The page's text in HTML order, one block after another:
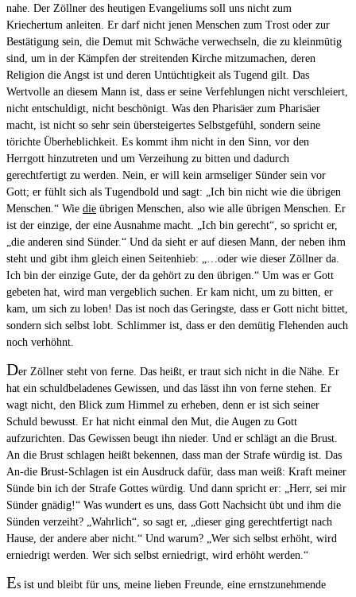
nahe. Der Zöllner des heutigen Evangeliums soll uns nicht zum
Kriechertum anleiten. Er darf nicht jenen Menschen zum Trost oder zur
Bestätigung sein, die Demut mit Schwäche verwechseln, die zu kleinmütig
sind, um in der Kämpfen der streitenden Kirche mitzumachen, deren
Religion die Angst ist und deren Untüchtigkeit als Tugend gilt. Das
Wertvolle an diesem Mann ist, dass er seine Verfehlungen nicht verschleiert,
nicht entschuldigt, nicht beschönigt. Was den Pharisäer zum Pharisäer
macht, ist nicht so sehr sein übersteigertes Selbstgefühl, sondern seine
törichte Überheblichkeit. Es kommt ihm nicht in den Sinn, vor den
Herrgott hinzutreten und um Verzeihung zu bitten und dadurch
gerechtfertigt zu werden. Nein, er will kein armseliger Sünder sein vor
Gott; er fühlt sich als Tugendbold und sagt: „Ich bin nicht wie die übrigen
Menschen.“ Wie die übrigen Menschen, also wie alle übrigen Menschen. Er
ist der einzige, der eine Ausnahme macht. „Ich bin gerecht“, so spricht er,
„die anderen sind Sünder.“ Und da sieht er auf diesen Mann, der neben ihm
steht und gibt ihm gleich einen Seitenhieb: „…oder wie dieser Zöllner da.
Ich bin der einzige Gute, der da gehört zu den übrigen.“ Um was er Gott
gebeten hat, wird man vergeblich suchen. Er kam nicht, um zu bitten, er
kam, um sich zu loben! Das ist noch das Geringste, dass er Gott nicht bittet,
sondern sich selbst lobt. Schlimmer ist, dass er den demütig Flehenden auch
noch verhöhnt.
Der Zöllner steht von ferne. Das heißt, er traut sich nicht in die Nähe. Er
hat ein schuldbeladenes Gewissen, und das lässt ihn von ferne stehen. Er
wagt nicht, den Blick zum Himmel zu erheben, denn er ist sich seiner
Schuld bewusst. Er hat nicht einmal den Mut, die Augen zu Gott
aufzurichten. Das Gewissen beugt ihn nieder. Und er schlägt an die Brust.
An die Brust schlagen heißt bekennen, dass man der Strafe würdig ist. Das
An-die Brust-Schlagen ist ein Ausdruck dafür, dass man weiß: Kraft meiner
Sünde bin ich der Strafe Gottes würdig. Und dann spricht er: „Herr, sei mir
Sünder gnädig!“ Was wundert es uns, dass Gott Nachsicht übt und ihm die
Sünden verzeiht? „Wahrlich“, so sagt er, „dieser ging gerechtfertigt nach
Hause, der andere aber nicht.“ Und warum? „Wer sich selbst erhöht, wird
erniedrigt werden. Wer sich selbst erniedrigt, wird erhöht werden.“
Es ist und bleibt für uns, meine lieben Freunde, eine ernstzunehmende